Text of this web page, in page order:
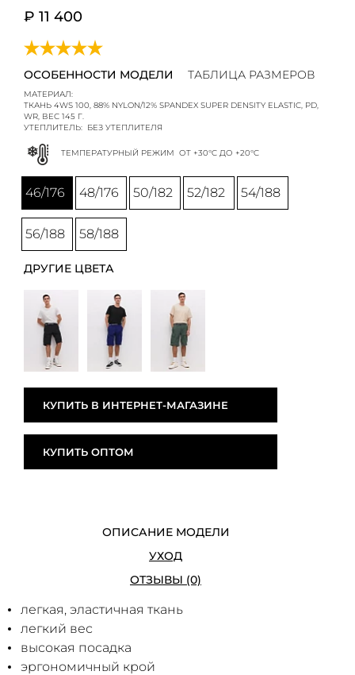
₽ 11 400
ОСОБЕННОСТИ МОДЕЛИ ТАБЛИЦА РАЗМЕРОВ
МАТЕРИАЛ:
ТКАНЬ 4WS 100, 88% NYLON/12% SPANDEX SUPER DENSITY ELASTIC, PD,
WR, ВЕС 145 Г.
УТЕПЛИТЕЛЬ: БЕЗ УТЕПЛИТЕЛЯ
ТЕМПЕРАТУРНЫЙ РЕЖИМ ОТ +30°C ДО +20°C
46/176 48/176 50/182 52/182 54/188
56/188 58/188
ДРУГИЕ ЦВЕТА
КУПИТЬ В ИНТЕРНЕТ-МАГАЗИНЕ
КУПИТЬ ОПТОМ
ОПИСАНИЕ МОДЕЛИ
УХОД
ОТЗЫВЫ (0)
легкая, эластичная ткань
легкий вес
высокая посадка
эргономичный крой